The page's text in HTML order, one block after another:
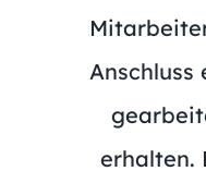
erhalten.